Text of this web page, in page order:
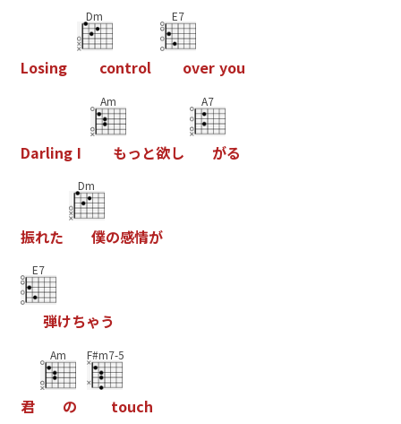
Losing
Dm
control
E7
over you
Darling I
Am
もっ と欲し
A7
がる
振れた
Dm
僕の感情が
E7
弾けちゃう
君
Am
の
F#m7-5
touch